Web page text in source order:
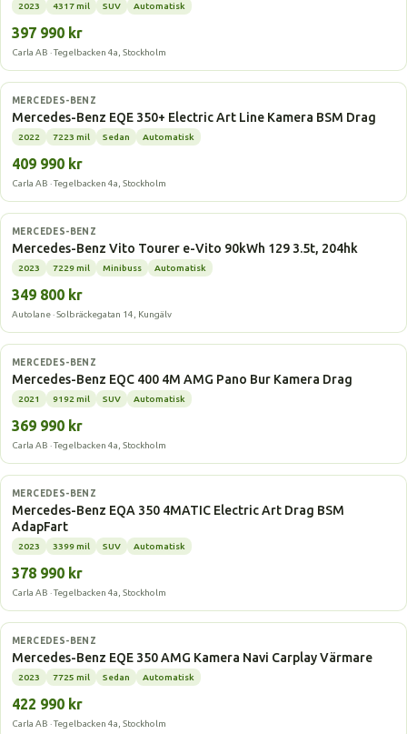
2023 4317 mil SUV Automatisk
397 990 kr
Carla AB · Tegelbacken 4a, Stockholm
Elbil
MERCEDES-BENZ
Mercedes-Benz EQE 350+ Electric Art Line Kamera BSM Drag
2022 7223 mil Sedan Automatisk
409 990 kr
Carla AB · Tegelbacken 4a, Stockholm
Elbil
MERCEDES-BENZ
Mercedes-Benz Vito Tourer e-Vito 90kWh 129 3.5t, 204hk
2023 7229 mil Minibuss Automatisk
349 800 kr
Autolane · Solbräckegatan 14, Kungälv
Elbil
MERCEDES-BENZ
Mercedes-Benz EQC 400 4M AMG Pano Bur Kamera Drag
2021 9192 mil SUV Automatisk
369 990 kr
Carla AB · Tegelbacken 4a, Stockholm
Elbil
MERCEDES-BENZ
Mercedes-Benz EQA 350 4MATIC Electric Art Drag BSM
AdapFart
2023 3399 mil SUV Automatisk
378 990 kr
Carla AB · Tegelbacken 4a, Stockholm
Elbil
MERCEDES-BENZ
Mercedes-Benz EQE 350 AMG Kamera Navi Carplay Värmare
2023 7725 mil Sedan Automatisk
422 990 kr
Carla AB · Tegelbacken 4a, Stockholm